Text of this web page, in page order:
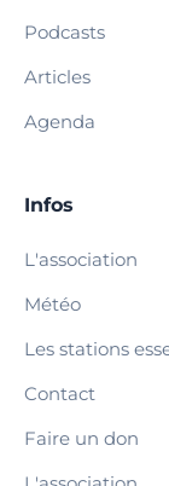
Podcasts
Articles
Agenda
Infos
L'association
Météo
Les stations
Contact
Faire un don